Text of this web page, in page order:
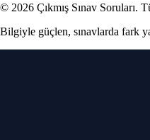
© 2026 Çıkmış Sınav Soruları.
Bilgiyle güçlen, sınavlarda fark